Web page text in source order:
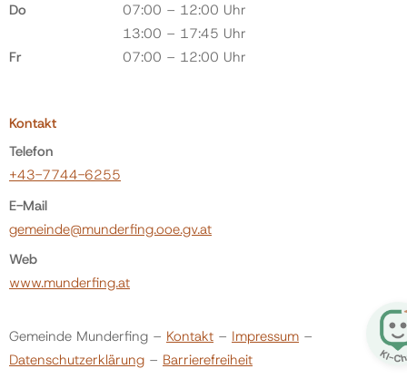
Do
07:00 – 12:00 Uhr
13:00 – 17:45 Uhr
Fr
07:00 – 12:00 Uhr
Kontakt
Telefon
+43-7744-6255
E-Mail
gemeinde@munderfing.ooe.gv.at
Web
www.munderfing.at
Gemeinde Munderfing – Kontakt – Impressum –
Datenschutzerklärung – Barrierefreiheit